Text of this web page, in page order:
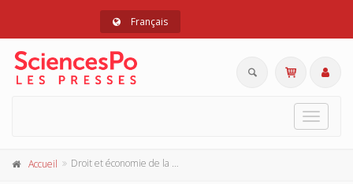
Français
Toggle
Accueil Droit et économie de la régulation